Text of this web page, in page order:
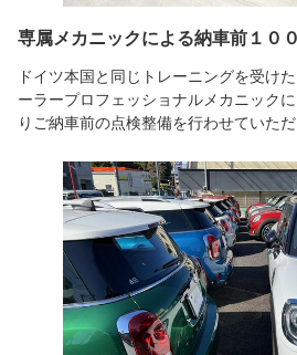
専属メカニックによる納車前１０
ドイツ本国と同じトレーニングを受け
ーラープロフェッショナルメカニック
りご納車前の点検整備を行わせていただ